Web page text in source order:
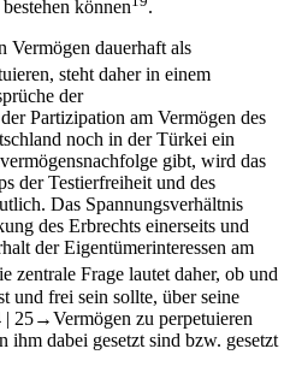
können
.
Vermögen dauerhaft als
steht daher in einem
der
Partizipation am Vermögen des
noch in der Türkei ein
gibt, wird das
der Testierfreiheit und des
Das Spannungsverhältnis
des Erbrechts einerseits und
der Eigentümerinteressen am
zentrale Frage lautet daher, ob und
und frei sein sollte, über seine
| 25→Vermögen zu perpetuieren
ihm dabei gesetzt sind bzw. gesetzt